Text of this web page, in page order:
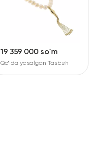
19 359 000 so'm
Qo‘lda yasalgan Tasbeh